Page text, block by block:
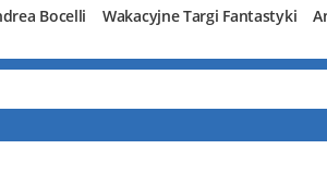
Bocelli Wakacyjne Targi Fantastyki